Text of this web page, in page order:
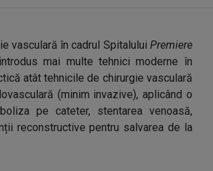
vasculară în cadrul Spitalului Premiere
mai multe tehnici moderne în
atât tehnicile de chirurgie vasculară
(minim invazive), aplicând o
pe cateter, stentarea venoasă,
reconstructive pentru salvarea de la